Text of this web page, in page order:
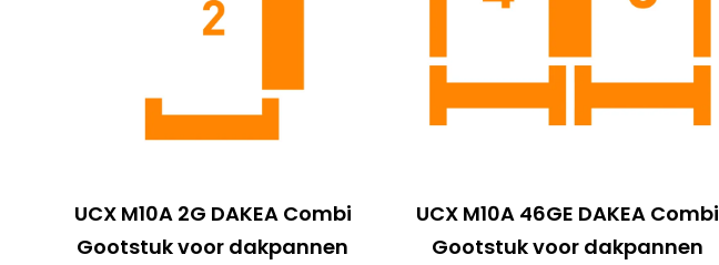
UCX M10A 2G DAKEA Combi
Gootstuk voor dakpannen
UCX M10A 46GE DAKEA Combi
Gootstuk voor dakpannen